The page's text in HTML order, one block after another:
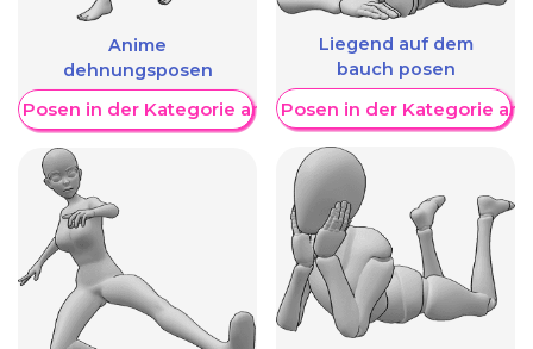
Anime
dehnungsposen
Posen in der Kategorie anzeigen
Liegend auf dem
bauch posen
Weitere Posen in der Kategorie